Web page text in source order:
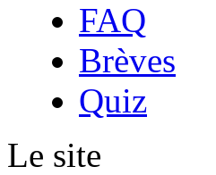
FAQ
Brèves
Quiz
Le site